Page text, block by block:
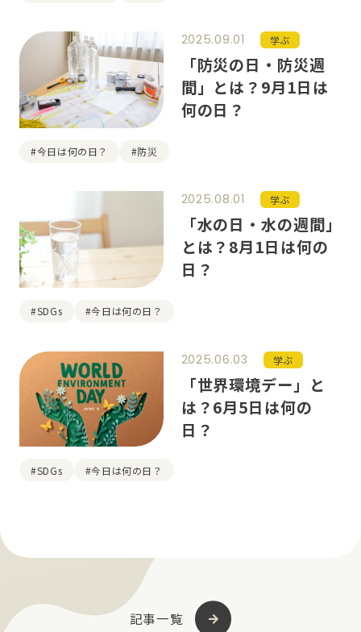
2025.09.01 学ぶ
「防災の日・防災週
間」とは？9月1日は
何の日？
#今日は何の日？ #防災
2025.08.01 学ぶ
「水の日・水の週間」
とは？8月1日は何の
日？
#SDGs #今日は何の日？
2025.06.03 学ぶ
「世界環境デー」と
は？6月5日は何の
日？
#SDGs #今日は何の日？
記事一覧